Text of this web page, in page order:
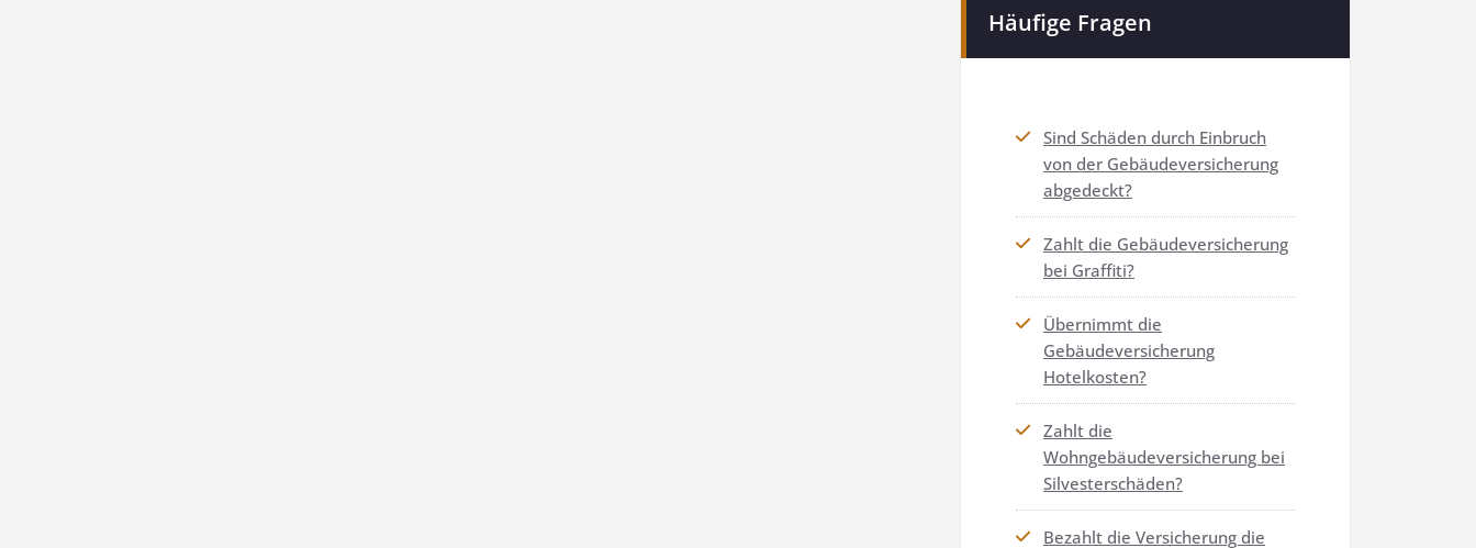
Häufige Fragen
Sind Schäden durch Einbruch
von der Gebäudeversicherung
abgedeckt?
Zahlt die Gebäudeversicherung
bei Graffiti?
Übernimmt die
Gebäudeversicherung
Hotelkosten?
Zahlt die
Wohngebäudeversicherung bei
Silvesterschäden?
Bezahlt die Versicherung die